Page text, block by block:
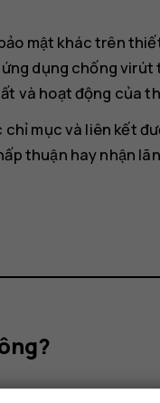
mật khác trên
dụng chống virút
và hoạt động của
mục và liên kết
thuận hay nhận